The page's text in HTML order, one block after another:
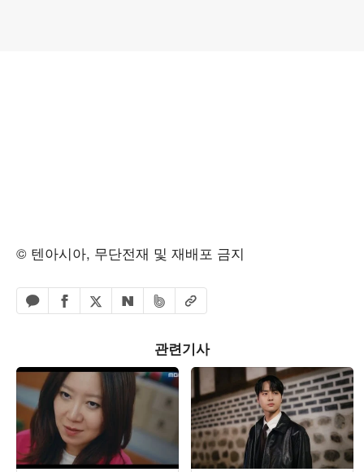
© 텐아시아, 무단전재 및 재배포 금지
카카오톡 공유하기
페이스북 공유하기
엑스 공유하기
네이버 공유하기
밴드 공유하기
URL복사
관련기사